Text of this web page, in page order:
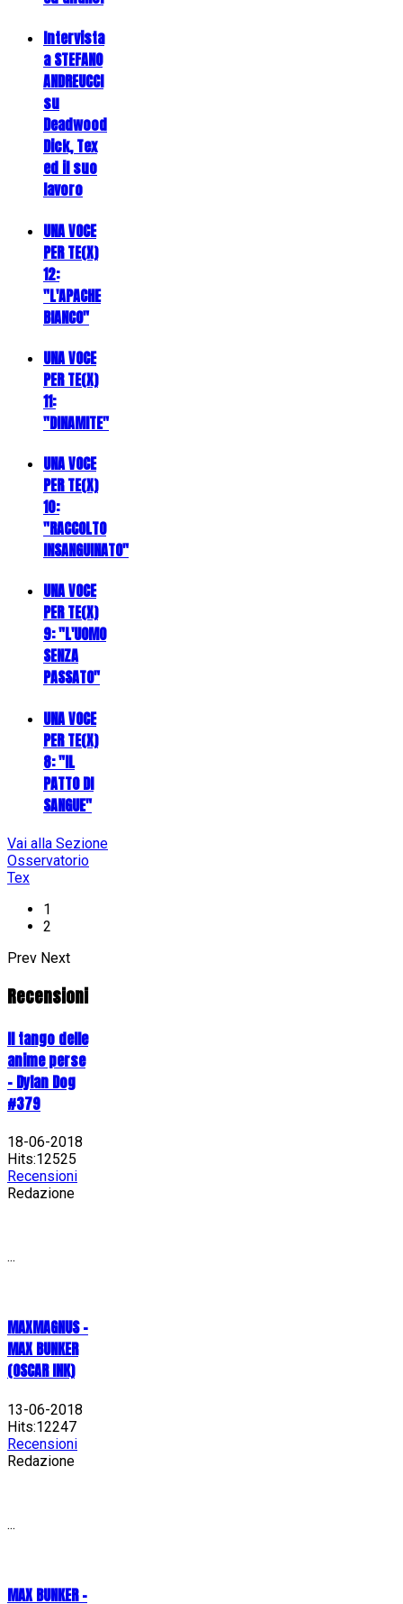
Intervista
a STEFANO
ANDREUCCI
su
Deadwood
Dick, Tex
ed il suo
lavoro
UNA VOCE
PER TE(X)
12:
"L'APACHE
BIANCO"
UNA VOCE
PER TE(X)
11:
"DINAMITE"
UNA VOCE
PER TE(X)
10:
"RACCOLTO
INSANGUINATO"
UNA VOCE
PER TE(X)
9: "L'UOMO
SENZA
PASSATO"
UNA VOCE
PER TE(X)
8: "IL
PATTO DI
SANGUE"
Vai alla Sezione
Osservatorio
Tex
1
2
Prev Next
Recensioni
Il tango delle
anime perse
- Dylan Dog
#379
18-06-2018
Hits:12525
Recensioni
Redazione
...
MAXMAGNUS –
MAX BUNKER
(OSCAR INK)
13-06-2018
Hits:12247
Recensioni
Redazione
...
MAX BUNKER –